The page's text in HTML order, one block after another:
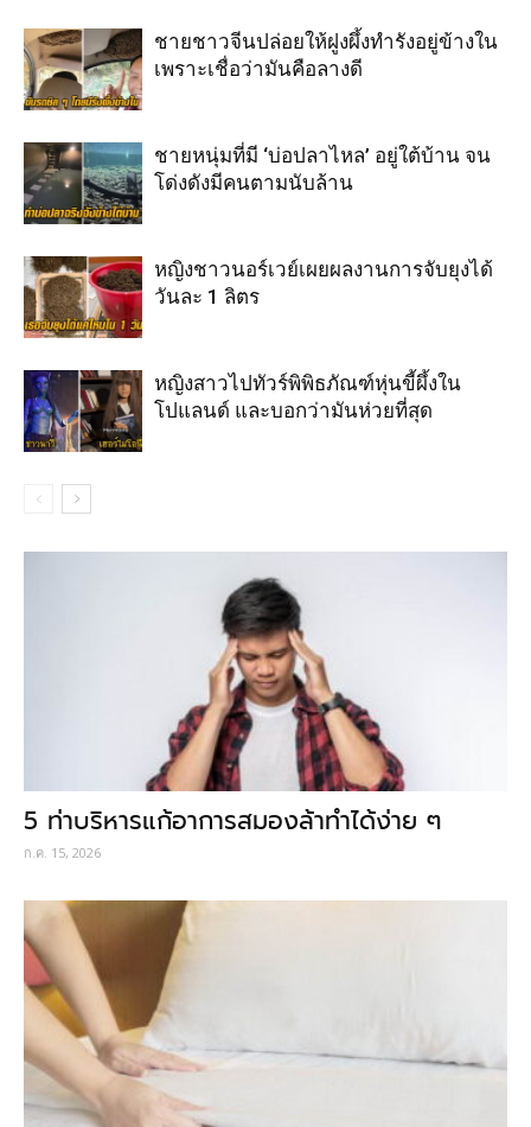
ชายชาวจีนปล่อยให้ฝูงผึ้งทำรังอยู่ข้างใน
เพราะเชื่อว่ามันคือลางดี
ชายหนุ่มที่มี ‘บ่อปลาไหล’ อยู่ใต้บ้าน จน
โด่งดังมีคนตามนับล้าน
หญิงชาวนอร์เวย์เผยผลงานการจับยุงได้
วันละ 1 ลิตร
หญิงสาวไปทัวร์พิพิธภัณฑ์หุ่นขี้ผึ้งใน
โปแลนด์ และบอกว่ามันห่วยที่สุด
5 ท่าบริหารแก้อาการสมองล้าทำได้ง่าย ๆ
ก.ค. 15, 2026